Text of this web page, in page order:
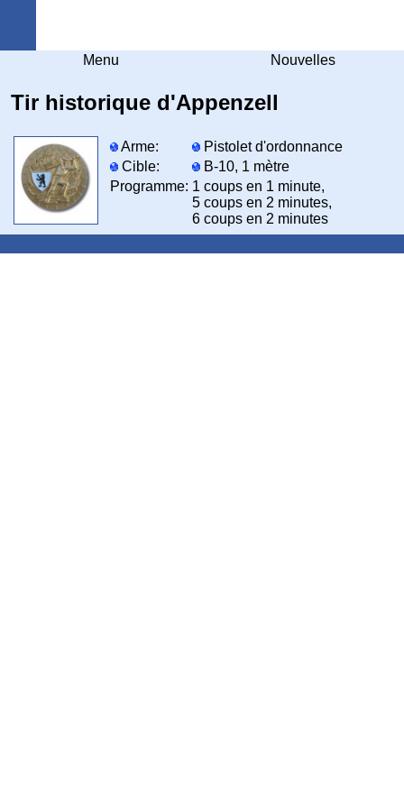
Menu Nouvelles
Tir historique d'Appenzell
Arme:
Pistolet d'ordonnance
Cible:
B-10, 1 mètre
Programme: 1 coups en 1 minute,
5 coups en 2 minutes,
6 coups en 2 minutes